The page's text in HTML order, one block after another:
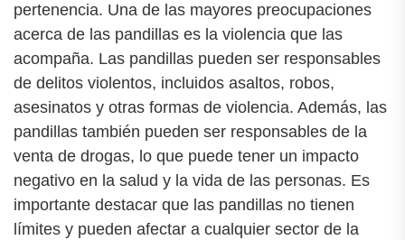
pertenencia. Una de las mayores preocupaciones
acerca de las pandillas es la violencia que las
acompaña. Las pandillas pueden ser responsables
de delitos violentos, incluidos asaltos, robos,
asesinatos y otras formas de violencia. Además, las
pandillas también pueden ser responsables de la
venta de drogas, lo que puede tener un impacto
negativo en la salud y la vida de las personas. Es
importante destacar que las pandillas no tienen
límites y pueden afectar a cualquier sector de la